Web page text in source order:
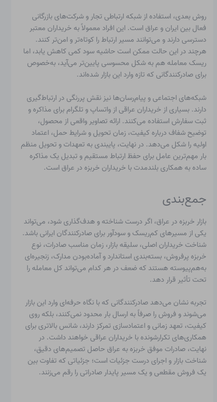
روش بعدی، استفاده از شبکه ارتباطی تجار و شرکت‌های بازرگانی
فعال بین ایران و عراق است. این افراد معمولاً به خریداران معتبر
دسترسی دارند و می‌توانند مسیر ارتباط را کوتاه‌تر و امن‌تر کنند.
هرچند در این حالت ممکن است حاشیه سود کمی کاهش یابد، اما
ریسک معامله هم به شکل محسوسی پایین‌تر می‌آید، به‌خصوص
برای صادرکنندگانی که تازه وارد این بازار شده‌اند.
شبکه‌های اجتماعی و پیام‌رسان‌ها نیز نقش پررنگی در ارتباط‌گیری
دارند. بسیاری از خریداران عراقی از واتساپ و تلگرام برای مذاکره و
ثبت سفارش استفاده می‌کنند. ارائه تصاویر واقعی از محصول،
توضیح شفاف درباره کیفیت، زمان تحویل و شرایط حمل، اعتماد
اولیه را شکل می‌دهد. در نهایت، پایبندی به تعهدات و تحویل منظم
بار مهم‌ترین عامل برای حفظ ارتباط مستقیم و تبدیل یک مذاکره
ساده به همکاری بلندمدت با خریداران خربزه در عراق است.
جمع‌بندی
بازار خربزه در عراق، اگر درست شناخته و هدف‌گذاری شود، می‌تواند
یکی از مسیرهای کم‌ریسک و سودآور برای صادرکنندگان ایرانی باشد.
شناخت خریداران اصلی، سلیقه بازار، زمان مناسب صادرات، نوع
خربزه پرفروش، بسته‌بندی استاندارد و آماده‌بودن مدارک، زنجیره‌ای
به‌هم‌پیوسته هستند که ضعف در هر کدام می‌تواند کل معامله را
تحت تأثیر قرار دهد.
تجربه نشان می‌دهد صادرکنندگانی که با نگاه حرفه‌ای وارد این بازار
می‌شوند و فروش را صرفاً به ارسال بار محدود نمی‌کنند، بلکه روی
کیفیت، تعهد زمانی و اعتمادسازی تمرکز دارند، شانس بالاتری برای
همکاری‌های تکرارشونده با خریداران عراقی خواهند داشت. در
نهایت، صادرات موفق خربزه به عراق حاصل تصمیم‌های دقیق،
شناخت بازار و اجرای درست جزئیات است؛ جزئیاتی که تفاوت بین
یک فروش مقطعی و یک مسیر پایدار صادراتی را رقم می‌زنند.